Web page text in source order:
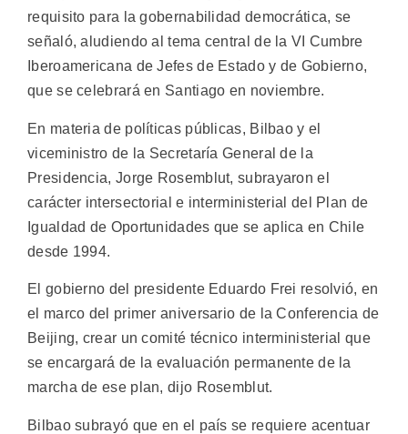
requisito para la gobernabilidad democrática, se
señaló, aludiendo al tema central de la VI Cumbre
Iberoamericana de Jefes de Estado y de Gobierno,
que se celebrará en Santiago en noviembre.
En materia de políticas públicas, Bilbao y el
viceministro de la Secretaría General de la
Presidencia, Jorge Rosemblut, subrayaron el
carácter intersectorial e interministerial del Plan de
Igualdad de Oportunidades que se aplica en Chile
desde 1994.
El gobierno del presidente Eduardo Frei resolvió, en
el marco del primer aniversario de la Conferencia de
Beijing, crear un comité técnico interministerial que
se encargará de la evaluación permanente de la
marcha de ese plan, dijo Rosemblut.
Bilbao subrayó que en el país se requiere acentuar